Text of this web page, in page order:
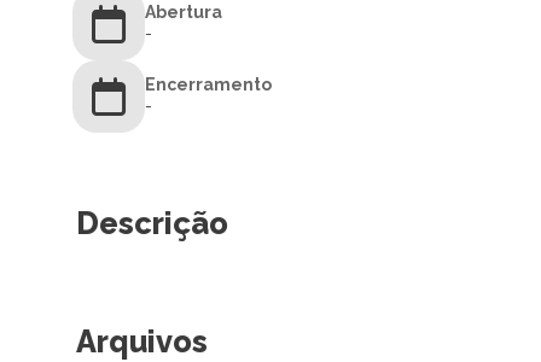
Abertura
-
Encerramento
-
Descrição
Arquivos